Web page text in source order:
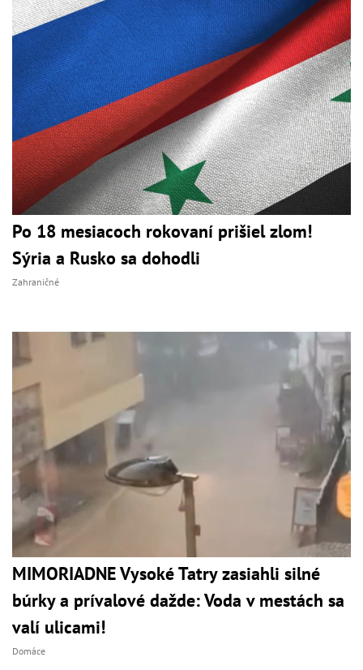
Po 18 mesiacoch rokovaní prišiel zlom!
Sýria a Rusko sa dohodli
Zahraničné
MIMORIADNE Vysoké Tatry zasiahli silné
búrky a prívalové dažde: Voda v mestách sa
valí ulicami!
Domáce